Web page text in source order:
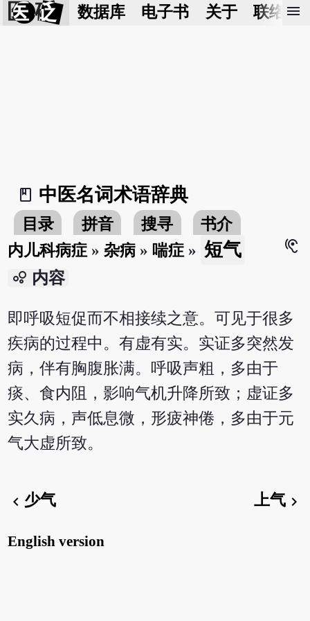
医 砭 数据库 电子书 关于 联络我
menu
book_2
中医名词术语辞典
目录 拼音 搜寻
书介
内儿科病症 »杂病 » 喘症 » 短气
hearing
bubble_chart 内容
即呼吸短促而不相接续之意。可见于很多
疾病的过程中。有虚有实。实证多突然发
病，伴有胸腹胀满。呼吸声粗，多由于
痰、食内阻，影响气机升降所致；虚证多
实久病，声低息微，形疲神倦，多由于元
气大虚所致。
chevron_left少气 上气chevron_right
English version